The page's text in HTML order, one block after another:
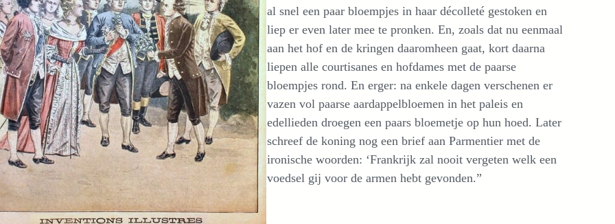
al snel een paar bloempjes in haar décolleté gestoken en
liep er even later mee te pronken. En, zoals dat nu eenmaal
aan het hof en de kringen daaromheen gaat, kort daarna
liepen alle courtisanes en hofdames met de paarse
bloempjes rond. En erger: na enkele dagen verschenen er
vazen vol paarse aardappelbloemen in het paleis en
edellieden droegen een paars bloemetje op hun hoed. Later
schreef de koning nog een brief aan Parmentier met de
ironische woorden: ‘Frankrijk zal nooit vergeten welk een
voedsel gij voor de armen hebt gevonden.”